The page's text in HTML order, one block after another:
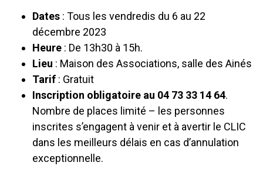
Dates : Tous les vendredis du 6 au 22
décembre 2023
Heure : De 13h30 à 15h.
Lieu : Maison des Associations, salle des Ainés
Tarif : Gratuit
Inscription obligatoire au 04 73 33 14 64.
Nombre de places limité – les personnes
inscrites s’engagent à venir et à avertir le CLIC
dans les meilleurs délais en cas d’annulation
exceptionnelle.